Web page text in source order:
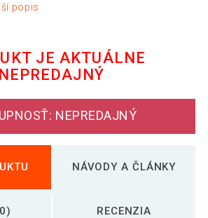
popis
JE AKTUÁLNE
NEPREDAJNÝ
NEPREDAJNÝ
NÁVODY A ČLÁNKY
RECENZIA